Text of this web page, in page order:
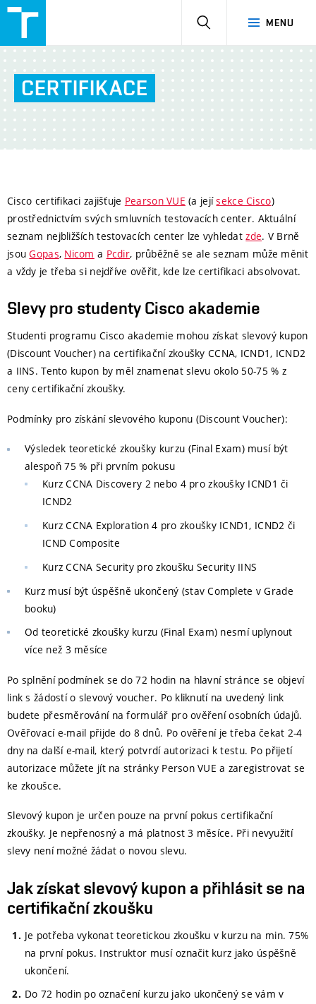
FIT
MENU
CERTIFIKACE
Cisco certifikaci zajišťuje Pearson VUE (a jejísekce Cisco)
prostřednictvím svých smluvních testovacích center. Aktuální
seznam nejbližších testovacích center lze vyhledatzde. V Brně
jsouGopas, Nicom a Pcdir, průběžně se ale seznam může měnit
a vždy je třeba si nejdříve ověřit, kde lze certifikaci absolvovat.
Slevy pro studenty Cisco akademie
Studenti programu Cisco akademie mohou získat slevový kupon
(Discount Voucher) na certifikační zkoušky CCNA, ICND1, ICND2
a IINS. Tento kupon by měl znamenat slevu okolo 50-75 % z
ceny certifikační zkoušky.
Podmínky pro získání slevového kuponu (Discount Voucher):
Výsledek teoretické zkoušky kurzu (Final Exam) musí být
alespoň 75 % při prvním pokusu
Kurz CCNA Discovery 2 nebo 4 pro zkoušky ICND1 či
ICND2
Kurz CCNA Exploration 4 pro zkoušky ICND1, ICND2 či
ICND Composite
Kurz CCNA Security pro zkoušku Security IINS
Kurz musí být úspěšně ukončený (stav Complete v Grade
booku)
Od teoretické zkoušky kurzu (Final Exam) nesmí uplynout
více než 3 měsíce
Po splnění podmínek se do 72 hodin na hlavní stránce se objeví
link s žádostí o slevový voucher. Po kliknutí na uvedený link
budete přesměrování na formulář pro ověření osobních údajů.
Ověřovací e-mail přijde do 8 dnů. Po ověření je třeba čekat 2-4
dny na další e-mail, který potvrdí autorizaci k testu. Po přijetí
autorizace můžete jít na stránky Person VUE a zaregistrovat se
ke zkoušce.
Slevový kupon je určen pouze na první pokus certifikační
zkoušky. Je nepřenosný a má platnost 3 měsíce. Při nevyužití
slevy není možné žádat o novou slevu.
Jak získat slevový kupon a přihlásit se na
certifikační zkoušku
Je potřeba vykonat teoretickou zkoušku v kurzu na min. 75%
na první pokus. Instruktor musí označit kurz jako úspěšně
ukončení.
Do 72 hodin po označení kurzu jako ukončený se vám v